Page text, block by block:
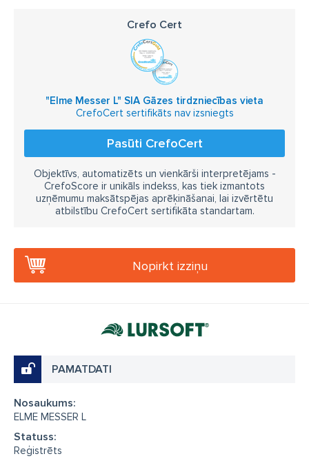
Crefo Cert
"Elme Messer L" SIA Gāzes tirdzniecības vieta
CrefoCert sertifikāts nav izsniegts
Pasūti CrefoCert
Objektīvs, automatizēts un vienkārši interpretējams -
CrefoScore ir unikāls indekss, kas tiek izmantots
uzņēmumu maksātspējas aprēķināšanai, lai izvērtētu
atbilstību CrefoCert sertifikāta standartam.
Nopirkt izziņu
PAMATDATI
Nosaukums:
ELME MESSER L
Statuss:
Reģistrēts